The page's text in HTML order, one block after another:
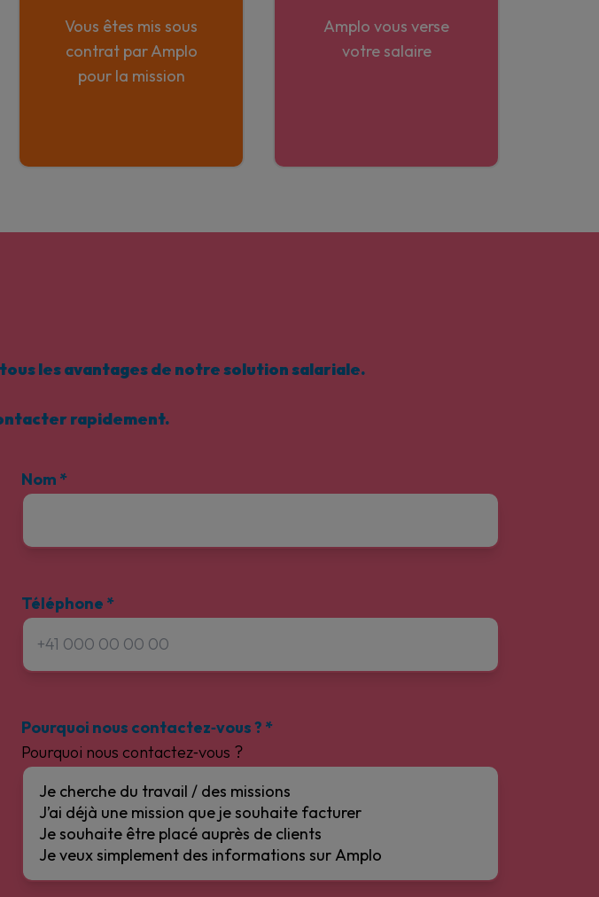
Vous êtes mis sous
contrat par Amplo
pour la mission
Amplo vous verse
votre salaire
les avantages de notre solution salariale.
rapidement.
Nom *
Téléphone *
Pourquoi nous contactez‑vous ? *
Pourquoi nous contactez‑vous ?